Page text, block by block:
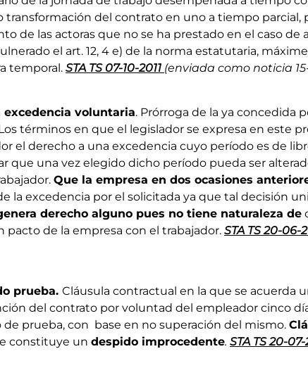
transformación del contrato en uno a tiempo parcial,
de las actoras que no se ha prestado en el caso de
el art. 12, 4 e) de la norma estatutaria,
temporal. STA TS 07-10-2011 (enviada como noticia 15-
voluntaria. Prórroga de la ya concedida
términos en que el legislador se expresa en este
el derecho a una excedencia cuyo período es de
que una vez elegido dicho período pueda ser
Que la empresa en dos ocasiones
la excedencia por el solicitada ya que tal decisión
derecho alguno pues no tiene naturaleza de
pacto de la empresa con el trabajador. STA TS 20-06-
prueba. Cláusula contractual en la que se acuerda
del contrato por voluntad del empleador cinco
prueba, con base en no superación del mismo.
constituye un despido improcedente. STA TS 20-07-